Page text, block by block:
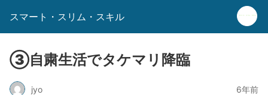
スマート・スリム・スキル
③自粛生活でタケマリ降臨
jyo 6年前